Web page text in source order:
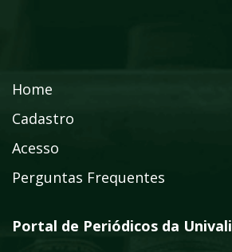
Home
Cadastro
Acesso
Perguntas Frequentes
Portal de Periódicos da Univali